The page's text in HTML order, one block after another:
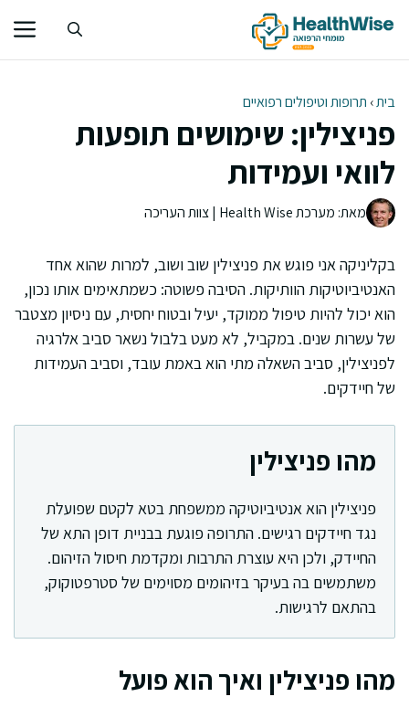
לתוכן
בית› תרופות וטיפולים רפואיים
פניצילין: שימושים תופעות
לוואי ועמידות
מאת: מערכת Health Wise | צוות העריכה
בקליניקה אני פוגש את פניצילין שוב ושוב, למרות שהוא אחד
האנטיביוטיקות הוותיקות. הסיבה פשוטה: כשמתאימים אותו נכון,
הוא יכול להיות טיפול ממוקד, יעיל ובטוח יחסית, עם ניסיון מצטבר
של עשרות שנים. במקביל, לא מעט בלבול נשאר סביב אלרגיה
לפניצילין, סביב השאלה מתי הוא באמת עובד, וסביב העמידות
של חיידקים.
מהו פניצילין
פניצילין הוא אנטיביוטיקה ממשפחת בטא לקטם שפועלת
נגד חיידקים רגישים. התרופה פוגעת בבניית דופן התא של
החיידק, ולכן היא עוצרת התרבות ומקדמת חיסול הזיהום.
משתמשים בה בעיקר בזיהומים מסוימים של סטרפטוקוק,
בהתאם לרגישות.
מהו פניצילין ואיך הוא פועל